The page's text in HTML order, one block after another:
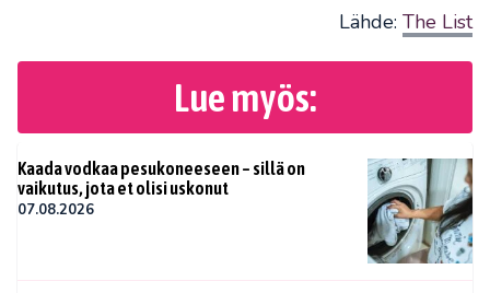
Lähde: The List
Lue myös:
Kaada vodkaa pesukoneeseen – sillä on
vaikutus, jota et olisi uskonut
07.08.2026